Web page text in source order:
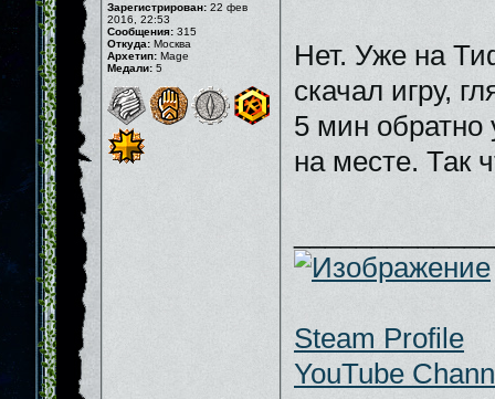
Зарегистрирован: 22 фев
2016, 22:53
Сообщения: 315
Откуда: Москва
Архетип: Mage
Медали: 5
Нет. Уже на
скачал игру,
5 мин обратно
на месте. Так
Steam Profile
YouTube